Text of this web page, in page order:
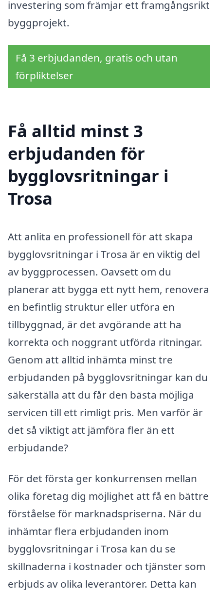
investering som främjar ett framgångsrikt
byggprojekt.
Få 3 erbjudanden, gratis och utan
förpliktelser
Få alltid minst 3
erbjudanden för
bygglovsritningar i
Trosa
Att anlita en professionell för att skapa
bygglovsritningar i Trosa är en viktig del
av byggprocessen. Oavsett om du
planerar att bygga ett nytt hem, renovera
en befintlig struktur eller utföra en
tillbyggnad, är det avgörande att ha
korrekta och noggrant utförda ritningar.
Genom att alltid inhämta minst tre
erbjudanden på bygglovsritningar kan du
säkerställa att du får den bästa möjliga
servicen till ett rimligt pris. Men varför är
det så viktigt att jämföra fler än ett
erbjudande?
För det första ger konkurrensen mellan
olika företag dig möjlighet att få en bättre
förståelse för marknadspriserna. När du
inhämtar flera erbjudanden inom
bygglovsritningar i Trosa kan du se
skillnaderna i kostnader och tjänster som
erbjuds av olika leverantörer. Detta kan